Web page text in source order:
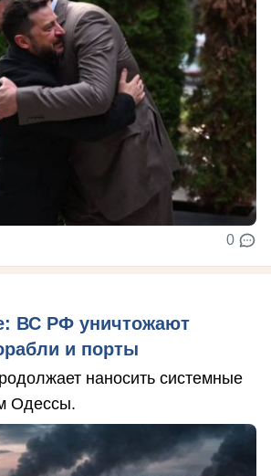
0
ВС РФ уничтожают
и порты
наносить системные
Одессы.